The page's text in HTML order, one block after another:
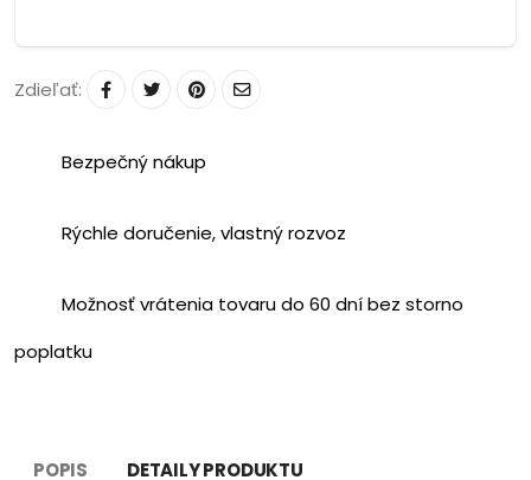
Zdieľať:
Bezpečný nákup
Rýchle doručenie, vlastný rozvoz
Možnosť vrátenia tovaru do 60 dní bez storno
poplatku
POPIS DETAILY PRODUKTU